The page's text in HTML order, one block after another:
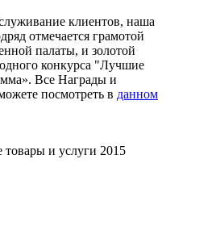
клиентов, наша
отмечается грамотой
палаты, и золотой
конкурса "Лучшие
Все Награды и
посмотреть в данном